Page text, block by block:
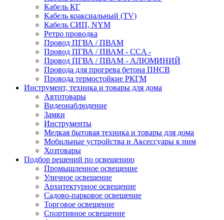
Кабель КГ
Кабель коаксиальный (TV)
Кабель СИП, NYM
Ретро проводка
Провод ПГВА / ПВАМ
Провод ПГВА / ПВАМ - CCA -
Провод ПГВА / ПВАМ - АЛЮМИНИЙ
Провода для прогрева бетона ПНСВ
Провода термостойкие РКГМ
Инструмент, техника и товары для дома
Автотовары
Видеонаблюдение
Замки
Инструменты
Мелкая бытовая техника и товары для дома
Мобильные устройства и Аксессуары к ним
Хозтовары
Подбор решений по освещению
Промышленное освещение
Уличное освещение
Архитектурное освещение
Садово-парковое освещение
Торговое освещение
Спортивное освещение